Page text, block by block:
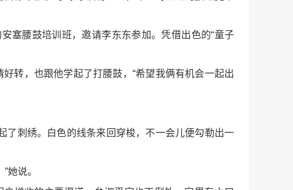
塞腰鼓培训班，邀请李东东参加。凭借出色的“童子
转，也跟他学起了打腰鼓，“希望我俩有机会一起出
了刺绣。白色的线条来回穿梭，不一会儿便勾勒出一
她说。